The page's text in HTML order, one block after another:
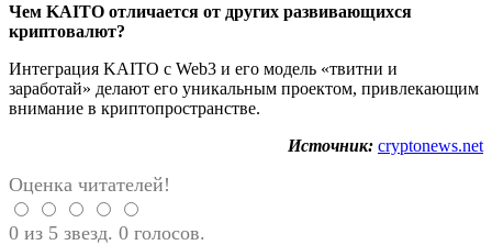
Чем KAITO отличается от других развивающихся
криптовалют?
Интеграция KAITO с Web3 и его модель «твитни и
заработай» делают его уникальным проектом, привлекающим
внимание в криптопространстве.
Источник: cryptonews.net
Оценка читателей!
0 из 5 звезд. 0 голосов.